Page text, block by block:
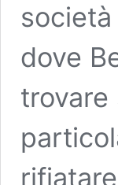
dove
trovare